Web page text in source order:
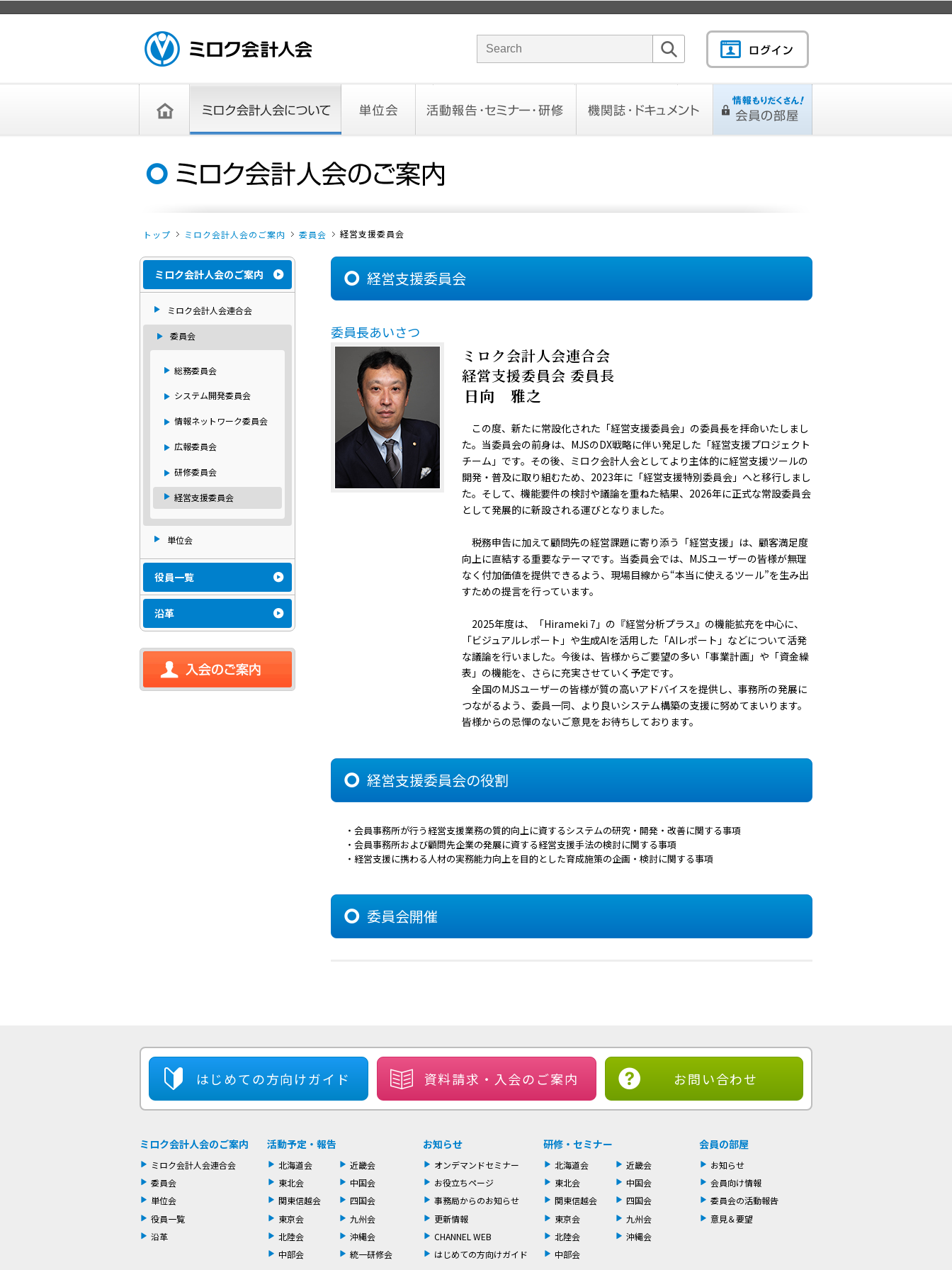
サイト内検索のキーワード
トップ ミロク会計人会のご案内 委員会 経営支援委員会
ミロク会計人会のご案内
ミロク会計人会連合会
委員会
総務委員会
システム開発委員会
情報ネットワーク委員会
広報委員会
研修委員会
経営支援委員会
単位会
役員一覧
沿革
経営支援委員会
委員長あいさつ
ミロク会計人会連合会
経営支援委員会 委員長
日向 雅之
この度、新たに常設化された「経営支援委員会」の委員長を拝命いたしまし
た。当委員会の前身は、MJSのDX戦略に伴い発足した「経営支援プロジェクト
チーム」です。その後、ミロク会計人会としてより主体的に経営支援ツールの
開発・普及に取り組むため、2023年に「経営支援特別委員会」へと移行しまし
た。そして、機能要件の検討や議論を重ねた結果、2026年に正式な常設委員会
として発展的に新設される運びとなりました。
税務申告に加えて顧問先の経営課題に寄り添う「経営支援」は、顧客満足度
向上に直結する重要なテーマです。当委員会では、MJSユーザーの皆様が無理
なく付加価値を提供できるよう、現場目線から“本当に使えるツール”を生み出
すための提言を行っています。
2025年度は、「Hirameki 7」の『経営分析プラス』の機能拡充を中心に、
「ビジュアルレポート」や生成AIを活用した「AIレポート」などについて活発
な議論を行いました。今後は、皆様からご要望の多い「事業計画」や「資金繰
表」の機能を、さらに充実させていく予定です。
全国のMJSユーザーの皆様が質の高いアドバイスを提供し、事務所の発展に
つながるよう、委員一同、より良いシステム構築の支援に努めてまいります。
皆様からの忌憚のないご意見をお待ちしております。
経営支援委員会の役割
・会員事務所が行う経営支援業務の質的向上に資するシステムの研究・開発・改善に関する事項
・会員事務所および顧問先企業の発展に資する経営支援手法の検討に関する事項
・経営支援に携わる人材の実務能力向上を目的とした育成施策の企画・検討に関する事項
委員会開催
はじめての方向けガイド 資料請求・ 入会のご案内 お問い合わせ
ミロク会計人会のご案内
ミロク会計人会連合会
委員会
単位会
役員一覧
沿革
活動予定・報告
北海道会
東北会
関東信越会
東京会
北陸会
中部会
近畿会
中国会
四国会
九州会
沖縄会
統一研修会
お知らせ
オンデマンドセミナー
お役立ちページ
事務局からのお知らせ
更新情報
CHANNEL WEB
はじめての方向けガイド
研修・セミナー
北海道会
東北会
関東信越会
東京会
北陸会
中部会
近畿会
中国会
四国会
九州会
沖縄会
会員の部屋
お知らせ
会員向け情報
委員会の活動報告
意見＆要望